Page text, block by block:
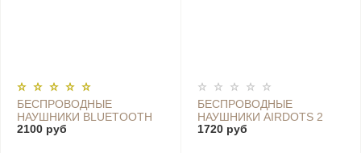
БЕСПРОВОДНЫЕ
НАУШНИКИ BLUETOOTH
COLLAR HEADPHONES
2100 руб
БЕСПРОВОДНЫЕ
НАУШНИКИ AIRDOTS 2
TRUE WIRELESS
1720 руб